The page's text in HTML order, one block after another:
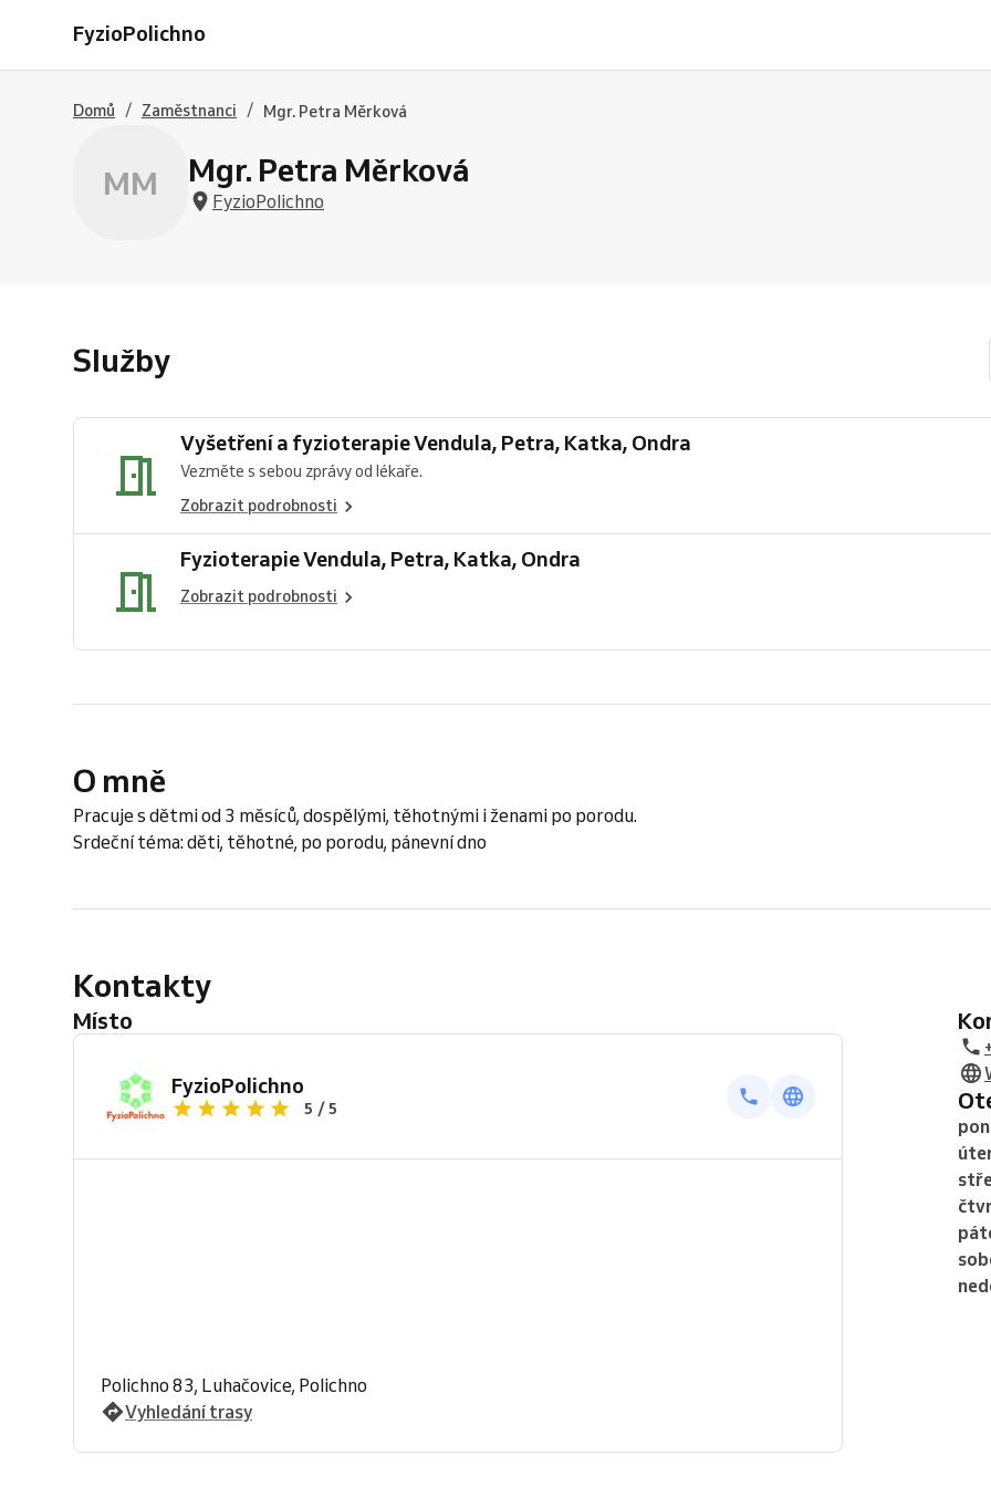
FyzioPolichno
Domů / Zaměstnanci / Mgr. Petra Měrková
MM Mgr. Petra Měrková
FyzioPolichno
Služby
fyzioterapie
Katka,
Ondra
Vyšetření a fyzioterapie Vendula, Petra, Katka, Ondra
Vezměte s sebou zprávy od lékaře.
Zobrazit podrobnosti
Petra,
Fyzioterapie Vendula, Petra, Katka, Ondra
Zobrazit podrobnosti
O mně
Pracuje s dětmi od 3 měsíců, dospělými, těhotnými i ženami po porodu.
Srdeční téma: děti, těhotné, po porodu, pánevní dno
Kontakty
Místo
FyzioPolichno
5 / 5
Polichno 83, Luhačovice, Polichno
Vyhledání trasy